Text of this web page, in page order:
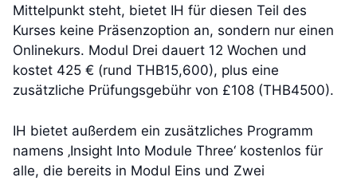
Mittelpunkt steht, bietet IH für diesen Teil des
Kurses keine Präsenzoption an, sondern nur einen
Onlinekurs. Modul Drei dauert 12 Wochen und
kostet 425 € (rund THB15,600), plus eine
zusätzliche Prüfungsgebühr von £108 (THB4500).
IH bietet außerdem ein zusätzliches Programm
namens ‚Insight Into Module Three‘ kostenlos für
alle, die bereits in Modul Eins und Zwei